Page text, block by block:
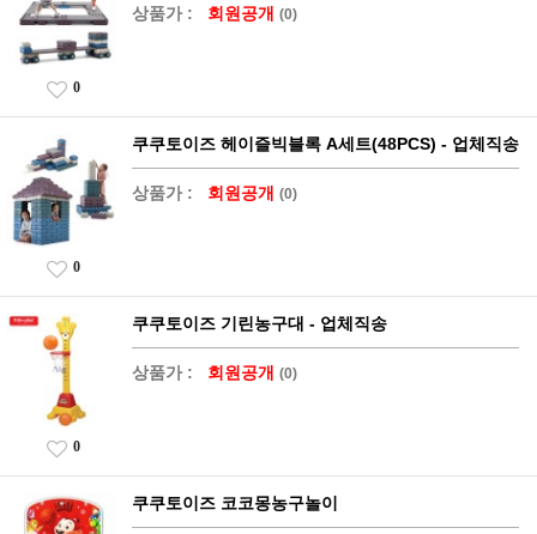
상품가 : 회원공개 (0)
0
쿠쿠토이즈 헤이즐빅블록 A세트(48PCS) - 업체직송
상품가 : 회원공개 (0)
0
쿠쿠토이즈 기린농구대 - 업체직송
상품가 : 회원공개 (0)
0
쿠쿠토이즈 코코몽농구놀이